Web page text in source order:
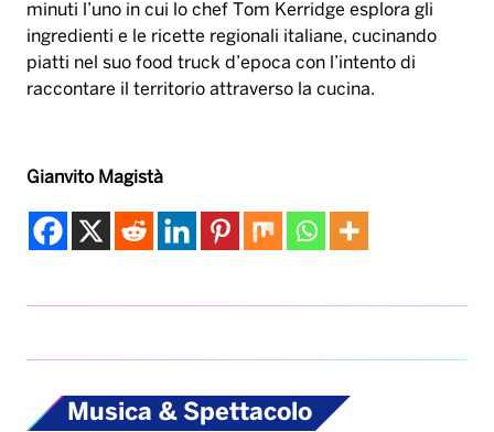
minuti l’uno in cui lo chef Tom Kerridge esplora gli
ingredienti e le ricette regionali italiane, cucinando
piatti nel suo food truck d’epoca con l’intento di
raccontare il territorio attraverso la cucina.
Gianvito Magistà
Musica & Spettacolo